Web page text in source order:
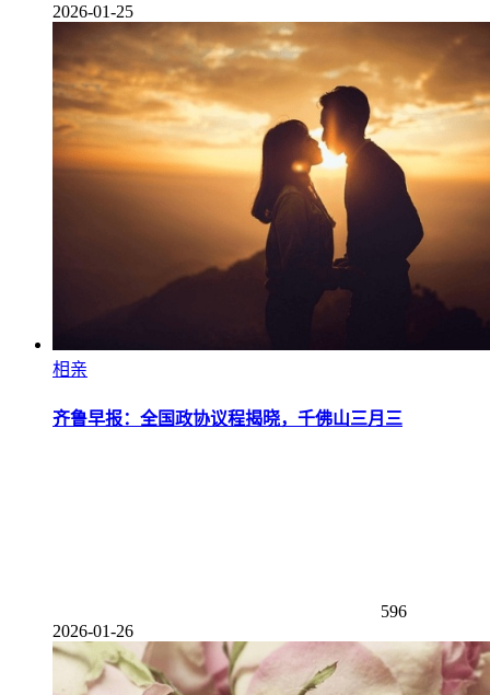
2026-01-25
相亲
齐鲁早报：全国政协议程揭晓，千佛山三月三
596
2026-01-26